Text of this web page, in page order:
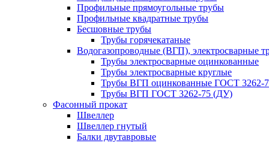
Профильные прямоугольные трубы
Профильные квадратные трубы
Бесшовные трубы
Трубы горячекатаные
Водогазопроводные (ВГП), электросварные
Трубы электросварные оцинкованные
Трубы электросварные круглые
Трубы ВГП оцинкованные ГОСТ 3262-
Трубы ВГП ГОСТ 3262-75 (ДУ)
Фасонный прокат
Швеллер
Швеллер гнутый
Балки двутавровые